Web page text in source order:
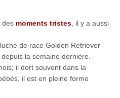
des moments tristes, il y a aussi
de race Golden Retriever
la semaine dernière.
il dort souvent dans la
il est en pleine forme